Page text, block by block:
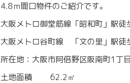
4.8ｍ間口物件のご紹介です。
大阪メトロ御堂筋線「昭和町」駅徒
大阪メトロ谷町線 「文の里」駅徒
所在地：大阪市阿倍野区阪南町1丁目
土地面積 62.2㎡